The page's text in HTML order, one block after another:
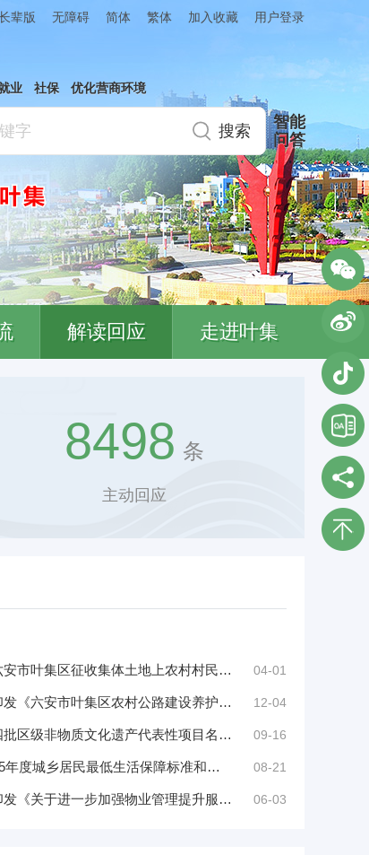
辈版 无障碍 简体 繁体 加入收藏 用户登录
业 社保 优化营商环境
智能
问答
解读回应 走进叶集
8498 条
主动回应
04-01
六安市叶集区人民政府关于印发《六安市叶集区征收集体土地上农村村民住宅补偿安置办法》的通知
12-04
六安市叶集区人民政府办公室关于印发《六安市叶集区农村公路建设养护管理方案》的通知
09-16
六安市叶集区人民政府关于公布第四批区级非物质文化遗产代表性项目名录的通知
08-21
六安市叶集区人民政府关于调整2025年度城乡居民最低生活保障标准和特困供养人员标准的通知
06-03
六安市叶集区人民政府办公室关于印发《关于进一步加强物业管理提升服务质量工作实施方案》的通知